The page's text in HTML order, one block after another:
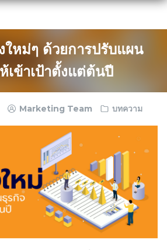
ใหม่ๆ ด้วยการปรับแผน
เข้าเป้าตั้งแต่ต้นปี
Marketing Team บทความ